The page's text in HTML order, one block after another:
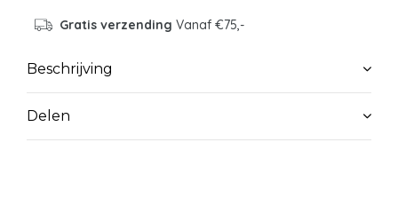
Gratis verzending Vanaf €75,-
Beschrijving
Delen